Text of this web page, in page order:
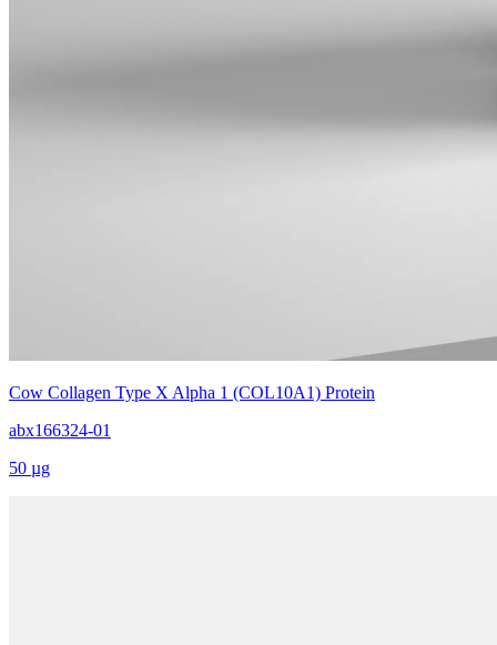
Cow Collagen Type X Alpha 1 (COL10A1) Protein
abx166324-01
50 µg